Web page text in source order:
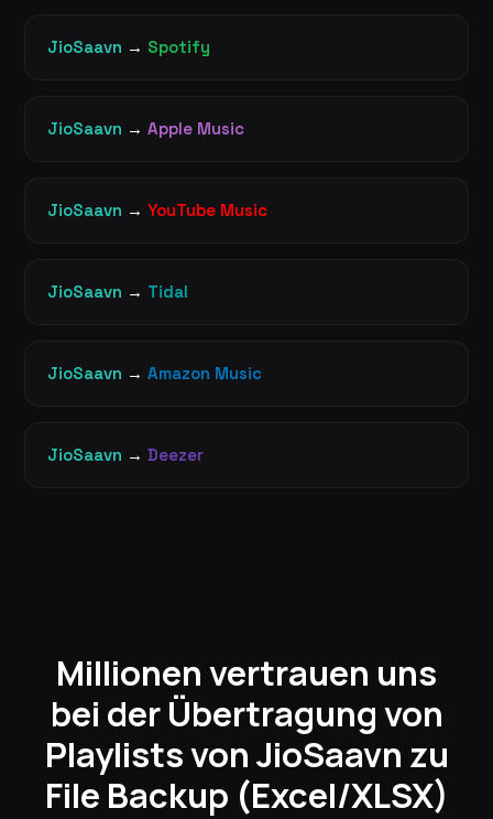
JioSaavn → Spotify
JioSaavn → Apple Music
JioSaavn → YouTube Music
JioSaavn → Tidal
JioSaavn → Amazon Music
JioSaavn → Deezer
Millionen vertrauen uns
bei der Übertragung von
Playlists von JioSaavn zu
File Backup (Excel/XLSX)